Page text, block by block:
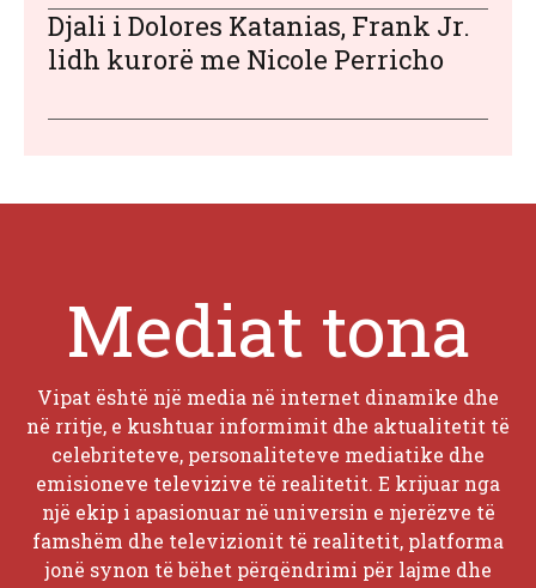
Djali i Dolores Katanias, Frank Jr.
lidh kurorë me Nicole Perricho
Mediat tona
Vipat është një media në internet dinamike dhe
në rritje, e kushtuar informimit dhe aktualitetit të
celebriteteve, personaliteteve mediatike dhe
emisioneve televizive të realitetit. E krijuar nga
një ekip i apasionuar në universin e njerëzve të
famshëm dhe televizionit të realitetit, platforma
jonë synon të bëhet përqëndrimi për lajme dhe